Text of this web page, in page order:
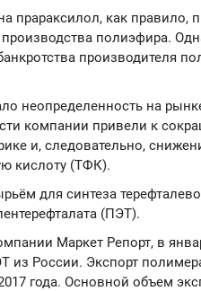
прараксилол, как правило,
производства полиэфира.
производителя
неопределенность на
компании привели к
и, следовательно,
кислоту (ТФК).
для синтеза
(ПЭТ).
Маркет Репорт, в
из России. Экспорт
года. Основной объем